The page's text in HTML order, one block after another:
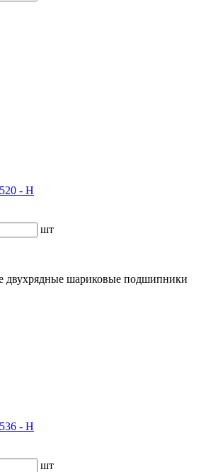
- H
шт
двухрядные шариковые подшипники
- H
шт